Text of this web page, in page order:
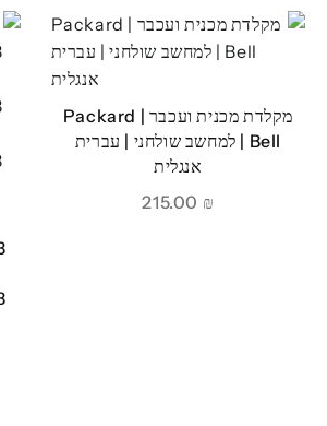
מקלדת מכנית ועכבר | Packard
Bell | למחשב שולחני | עברית
אנגלית
₪